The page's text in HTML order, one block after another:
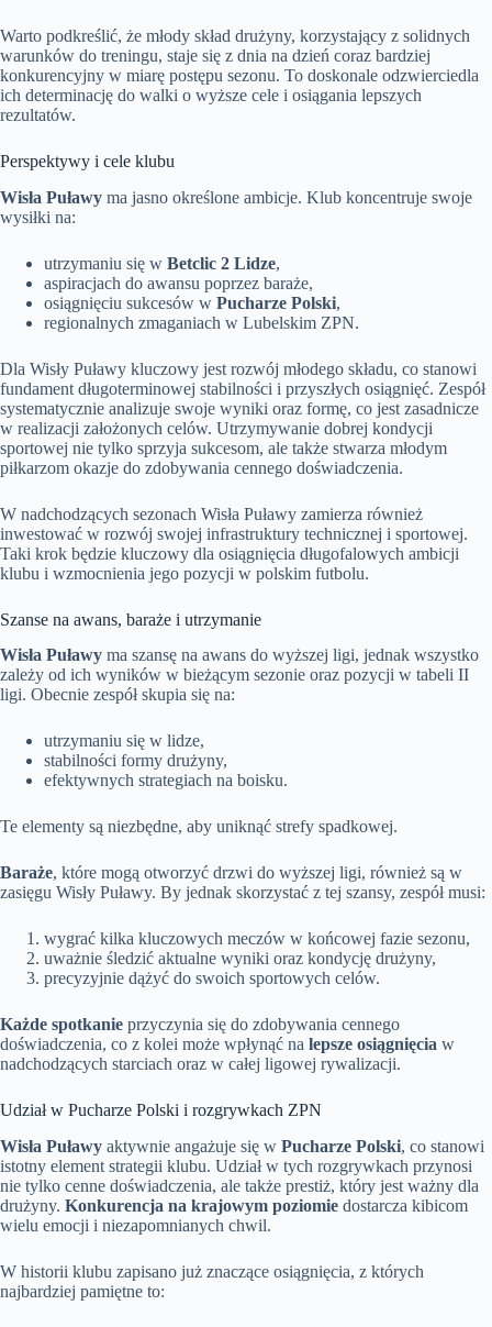
Warto podkreślić, że młody skład drużyny, korzystający z solidnych
warunków do treningu, staje się z dnia na dzień coraz bardziej
konkurencyjny w miarę postępu sezonu. To doskonale odzwierciedla
ich determinację do walki o wyższe cele i osiągania lepszych
rezultatów.
Perspektywy i cele klubu
Wisła Puławy ma jasno określone ambicje. Klub koncentruje swoje
wysiłki na:
utrzymaniu się w Betclic 2 Lidze,
aspiracjach do awansu poprzez baraże,
osiągnięciu sukcesów w Pucharze Polski,
regionalnych zmaganiach w Lubelskim ZPN.
Dla Wisły Puławy kluczowy jest rozwój młodego składu, co stanowi
fundament długoterminowej stabilności i przyszłych osiągnięć. Zespół
systematycznie analizuje swoje wyniki oraz formę, co jest zasadnicze
w realizacji założonych celów. Utrzymywanie dobrej kondycji
sportowej nie tylko sprzyja sukcesom, ale także stwarza młodym
piłkarzom okazje do zdobywania cennego doświadczenia.
W nadchodzących sezonach Wisła Puławy zamierza również
inwestować w rozwój swojej infrastruktury technicznej i sportowej.
Taki krok będzie kluczowy dla osiągnięcia długofalowych ambicji
klubu i wzmocnienia jego pozycji w polskim futbolu.
Szanse na awans, baraże i utrzymanie
Wisła Puławy ma szansę na awans do wyższej ligi, jednak wszystko
zależy od ich wyników w bieżącym sezonie oraz pozycji w tabeli II
ligi. Obecnie zespół skupia się na:
utrzymaniu się w lidze,
stabilności formy drużyny,
efektywnych strategiach na boisku.
Te elementy są niezbędne, aby uniknąć strefy spadkowej.
Baraże, które mogą otworzyć drzwi do wyższej ligi, również są w
zasięgu Wisły Puławy. By jednak skorzystać z tej szansy, zespół musi:
wygrać kilka kluczowych meczów w końcowej fazie sezonu,
uważnie śledzić aktualne wyniki oraz kondycję drużyny,
precyzyjnie dążyć do swoich sportowych celów.
Każde spotkanie przyczynia się do zdobywania cennego
doświadczenia, co z kolei może wpłynąć na lepsze osiągnięcia w
nadchodzących starciach oraz w całej ligowej rywalizacji.
Udział w Pucharze Polski i rozgrywkach ZPN
Wisła Puławy aktywnie angażuje się w Pucharze Polski, co stanowi
istotny element strategii klubu. Udział w tych rozgrywkach przynosi
nie tylko cenne doświadczenia, ale także prestiż, który jest ważny dla
drużyny. Konkurencja na krajowym poziomie dostarcza kibicom
wielu emocji i niezapomnianych chwil.
W historii klubu zapisano już znaczące osiągnięcia, z których
najbardziej pamiętne to: